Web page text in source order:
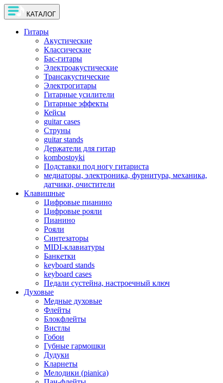
КАТАЛОГ
Гитары
Акустические
Классические
Бас-гитары
Электроакустические
Трансакустические
Электрогитары
Гитарные усилители
Гитарные эффекты
Кейсы
guitar cases
Струны
guitar stands
Держатели для гитар
kombostoyki
Подставки под ногу гитариста
медиаторы, электроника, фурнитура, механика,
датчики, очистители
Клавишные
Цифровые пианино
Цифровые рояли
Пианино
Рояли
Синтезаторы
MIDI-клавиатуры
Банкетки
keyboard stands
keyboard cases
Педали сустейна, настроечный ключ
Духовые
Медные духовые
Флейты
Блокфлейты
Вистлы
Гобои
Губные гармошки
Дудуки
Кларнеты
Мелодики (pianica)